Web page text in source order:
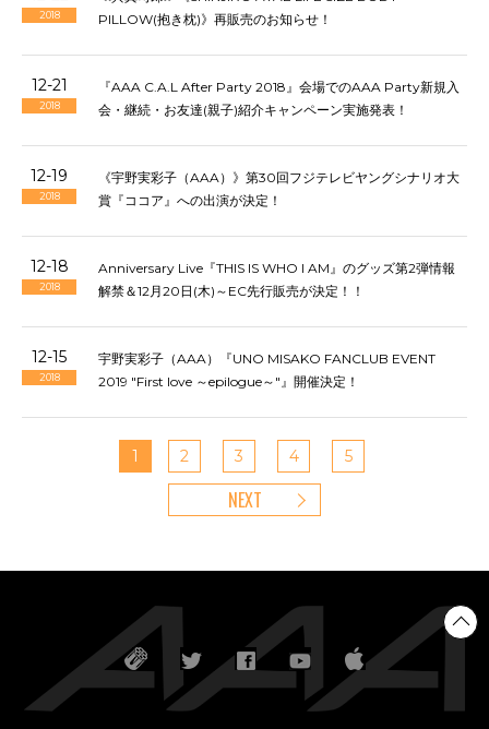
2018
PILLOW(抱き枕)》再販売のお知らせ！
12-21
2018
『AAA C.A.L After Party 2018』会場でのAAA Party新規入
会・継続・お友達(親子)紹介キャンペーン実施発表！
12-19
2018
《宇野実彩子（AAA）》第30回フジテレビヤングシナリオ大
賞『ココア』への出演が決定！
12-18
2018
Anniversary Live『THIS IS WHO I AM』のグッズ第2弾情報
解禁＆12月20日(木)～EC先行販売が決定！！
12-15
2018
宇野実彩子（AAA）『UNO MISAKO FANCLUB EVENT
2019 "First love ～epilogue～"』開催決定！
1 2 3 4 5
NEXT